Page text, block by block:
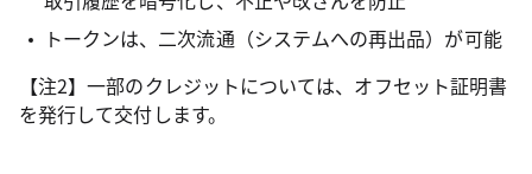
トークンは、二次流通（システムへの再出品）が可能
【注2】一部のクレジットについては、オフセット証明書
を発行して交付します。